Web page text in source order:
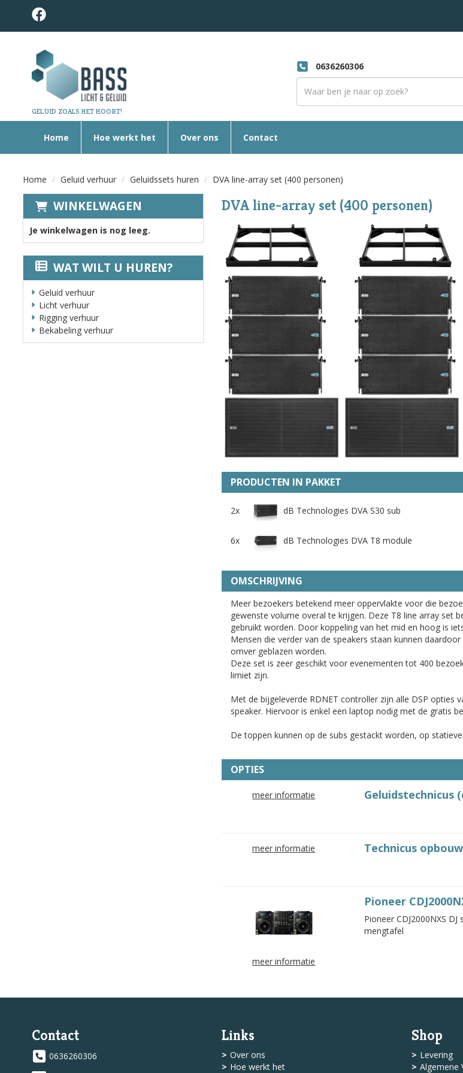
GELUID ZOALS HET HOORT!
0636260306
Home Hoe werkt het Over ons Contact
Home Geluid verhuur Geluidssets huren DVA line-array set (400 personen)
WINKELWAGEN
Je winkelwagen is nog leeg.
WAT WILT U HUREN?
Geluid verhuur
Licht verhuur
Rigging verhuur
Bekabeling verhuur
DVA line-array set (400 personen)
PRODUCTEN IN PAKKET
2x dB Technologies DVA S30 sub
6x dB Technologies DVA T8 module
OMSCHRIJVING
Meer bezoekers betekend meer oppervlakte voor die
gewenste volume overal te krijgen. Deze T8 line array set
gebruikt worden. Door koppeling van het mid en hoog is
Mensen die verder van de speakers staan kunnen
omver geblazen worden.
Deze set is zeer geschikt voor evenementen tot 400
limiet zijn.
Met de bijgeleverde RDNET controller zijn alle DSP opties
speaker. Hiervoor is enkel een laptop nodig met de gratis
De toppen kunnen op de subs gestackt worden, op
OPTIES
meer informatie Geluidstechnicus
meer informatie Technicus
meer informatie
Pioneer
Pioneer CDJ2000NXS
mengtafel
Contact
0636260306
Links
Over ons
Hoe werkt het
Shop
Levering
Algemene